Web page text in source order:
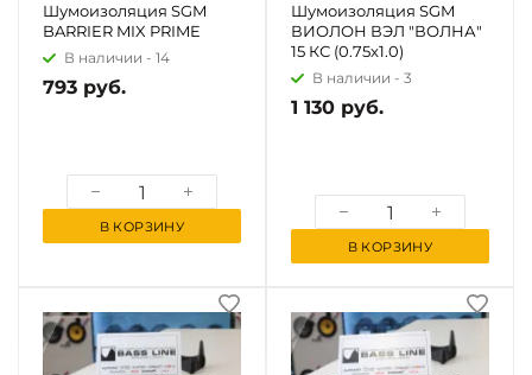
Шумоизоляция SGM
BARRIER MIX PRIME
В наличии - 14
793 руб.
В КОРЗИНУ
Шумоизоляция SGM
ВИОЛОН ВЭЛ "ВОЛНА"
15 КС (0.75x1.0)
В наличии - 3
1 130 руб.
В КОРЗИНУ